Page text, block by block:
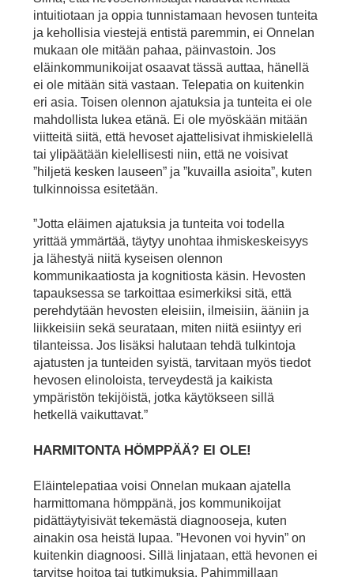
intuitiotaan ja oppia tunnistamaan hevosen tunteita
ja kehollisia viestejä entistä paremmin, ei Onnelan
mukaan ole mitään pahaa, päinvastoin. Jos
eläinkommunikoijat osaavat tässä auttaa, hänellä
ei ole mitään sitä vastaan. Telepatia on kuitenkin
eri asia. Toisen olennon ajatuksia ja tunteita ei ole
mahdollista lukea etänä. Ei ole myöskään mitään
viitteitä siitä, että hevoset ajattelisivat ihmiskielellä
tai ylipäätään kielellisesti niin, että ne voisivat
”hiljetä kesken lauseen” ja ”kuvailla asioita”, kuten
tulkinnoissa esitetään.
”Jotta eläimen ajatuksia ja tunteita voi todella
yrittää ymmärtää, täytyy unohtaa ihmiskeskeisyys
ja lähestyä niitä kyseisen olennon
kommunikaatiosta ja kognitiosta käsin. Hevosten
tapauksessa se tarkoittaa esimerkiksi sitä, että
perehdytään hevosten eleisiin, ilmeisiin, ääniin ja
liikkeisiin sekä seurataan, miten niitä esiintyy eri
tilanteissa. Jos lisäksi halutaan tehdä tulkintoja
ajatusten ja tunteiden syistä, tarvitaan myös tiedot
hevosen elinoloista, terveydestä ja kaikista
ympäristön tekijöistä, jotka käytökseen sillä
hetkellä vaikuttavat.”
HARMITONTA HÖMPPÄÄ? EI OLE!
Eläintelepatiaa voisi Onnelan mukaan ajatella
harmittomana hömppänä, jos kommunikoijat
pidättäytyisivät tekemästä diagnooseja, kuten
ainakin osa heistä lupaa. ”Hevonen voi hyvin” on
kuitenkin diagnoosi. Sillä linjataan, että hevonen ei
tarvitse hoitoa tai tutkimuksia. Pahimmillaan